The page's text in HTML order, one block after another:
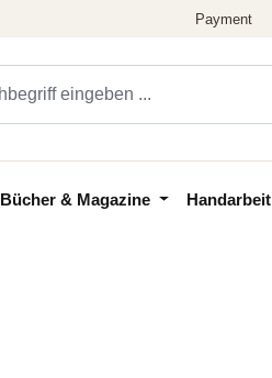
Bücher & Magazine Handarbeit